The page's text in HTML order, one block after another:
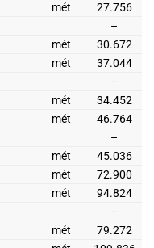
mét
27.756
–
mét
30.672
mét
37.044
–
mét
34.452
mét
46.764
–
mét
45.036
mét
72.900
mét
94.824
–
mét
79.272